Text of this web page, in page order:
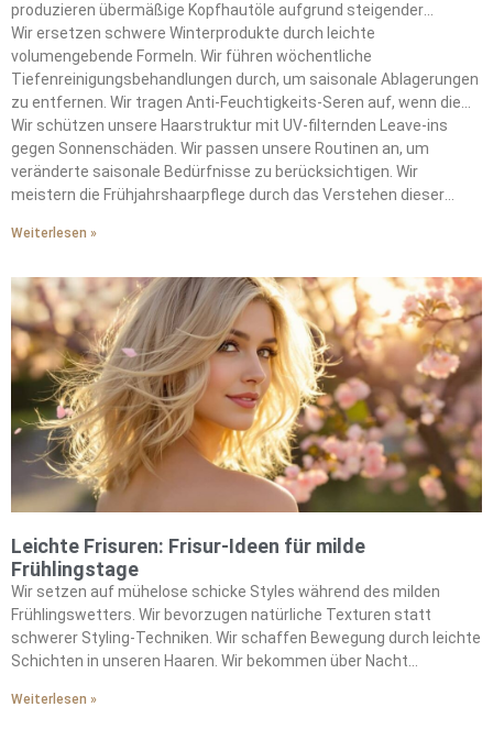
produzieren übermäßige Kopfhautöle aufgrund steigender
Temperaturen.
Wir ersetzen schwere Winterprodukte durch leichte
volumengebende Formeln. Wir führen wöchentliche
Tiefenreinigungsbehandlungen durch, um saisonale Ablagerungen
zu entfernen. Wir tragen Anti-Feuchtigkeits-Seren auf, wenn die
Taupunkte 15°C überschreiten.
Wir schützen unsere Haarstruktur mit UV-filternden Leave-ins
gegen Sonnenschäden. Wir passen unsere Routinen an, um
veränderte saisonale Bedürfnisse zu berücksichtigen. Wir
meistern die Frühjahrshaarpflege durch das Verstehen dieser
Weiterlesen »
Leichte Frisuren: Frisur-Ideen für milde
Frühlingstage
Wir setzen auf mühelose schicke Styles während des milden
Frühlingswetters. Wir bevorzugen natürliche Texturen statt
schwerer Styling-Techniken. Wir schaffen Bewegung durch leichte
Schichten in unseren Haaren. Wir bekommen über Nacht
ersetzen die schweren Cremes des Winters durch luftige
Weiterlesen »